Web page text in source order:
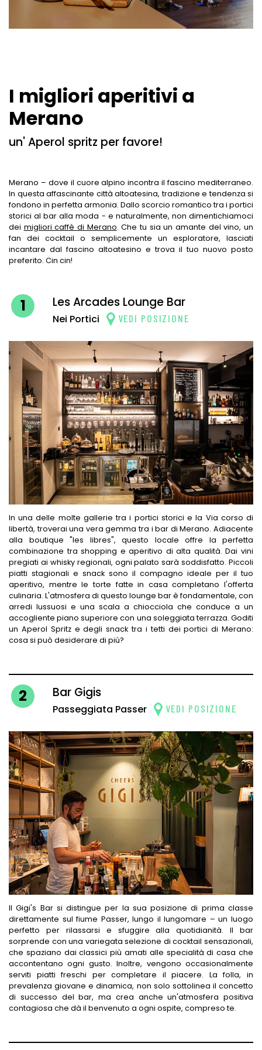
GIARDINI BOTANICI
LE PASSEGGIATE
LUNGHE SERATE D'ESTATE
RISTORANTI A MERANO
CANTINE A MERANO
HOTEL A TIROLO
HOTEL A LANA
HOTEL IN VAL PASSIRIA
I migliori aperitivi a
Merano
un' Aperol spritz per favore!
Merano – dove il cuore alpino incontra il fascino mediterraneo.
In questa affascinante città altoatesina, tradizione e tendenza si
fondono in perfetta armonia. Dallo scorcio romantico tra i portici
storici al bar alla moda - e naturalmente, non dimentichiamoci
dei migliori caffè di Merano. Che tu sia un amante del vino, un
fan dei cocktail o semplicemente un esploratore, lasciati
incantare dal fascino altoatesino e trova il tuo nuovo posto
preferito. Cin cin!
1 Les Arcades Lounge Bar
Nei Portici VEDI POSIZIONE
In una delle molte gallerie tra i portici storici e la Via corso di
libertà, troverai una vera gemma tra i bar di Merano. Adiacente
alla boutique "les libres", questo locale offre la perfetta
combinazione tra shopping e aperitivo di alta qualità. Dai vini
pregiati ai whisky regionali, ogni palato sarà soddisfatto. Piccoli
piatti stagionali e snack sono il compagno ideale per il tuo
aperitivo, mentre le torte fatte in casa completano l'offerta
culinaria. L'atmosfera di questo lounge bar è fondamentale, con
arredi lussuosi e una scala a chiocciola che conduce a un
accogliente piano superiore con una soleggiata terrazza. Goditi
un Aperol Spritz e degli snack tra i tetti dei portici di Merano:
cosa si può desiderare di più?
2 Bar Gigis
Passeggiata Passer VEDI POSIZIONE
Il Gigi's Bar si distingue per la sua posizione di prima classe
direttamente sul fiume Passer, lungo il lungomare – un luogo
perfetto per rilassarsi e sfuggire alla quotidianità. Il bar
sorprende con una variegata selezione di cocktail sensazionali,
che spaziano dai classici più amati alle specialità di casa che
accontentano ogni gusto. Inoltre, vengono occasionalmente
serviti piatti freschi per completare il piacere. La folla, in
prevalenza giovane e dinamica, non solo sottolinea il concetto
di successo del bar, ma crea anche un'atmosfera positiva
contagiosa che dà il benvenuto a ogni ospite, compreso te.